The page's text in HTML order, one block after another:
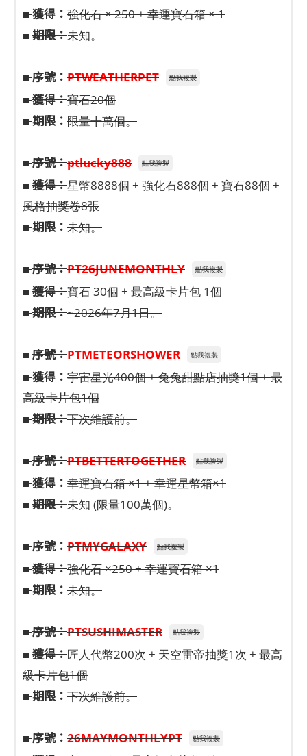
■獲得：強化石 × 250 + 幸運寶石箱 × 1
■期限：未知。
■序號：PTWEATHERPET 點我複製
■獲得：寶石20個
■期限：限量十萬個。
■序號：ptlucky888 點我複製
■獲得：星幣8888個 + 強化石888個 + 寶石88個 +
風格抽獎卷8張
■期限：未知。
■序號：PT26JUNEMONTHLY 點我複製
■獲得：寶石 30個 + 最高級卡片包 1個
■期限：~2026年7月1日。
■序號：PTMETEORSHOWER 點我複製
■獲得：宇宙星光400個 + 兔兔甜點店抽獎1個 + 最
高級卡片包1個
■期限：下次維護前。
■序號：PTBETTERTOGETHER 點我複製
■獲得：幸運寶石箱 ×1 + 幸運星幣箱×1
■期限：未知 (限量100萬個)。
■序號：PTMYGALAXY 點我複製
■獲得：強化石 ×250 + 幸運寶石箱 ×1
■期限：未知。
■序號：PTSUSHIMASTER 點我複製
■獲得：匠人代幣200次 + 天空雷帝抽獎1次 + 最高
級卡片包1個
■期限：下次維護前。
■序號：26MAYMONTHLYPT 點我複製